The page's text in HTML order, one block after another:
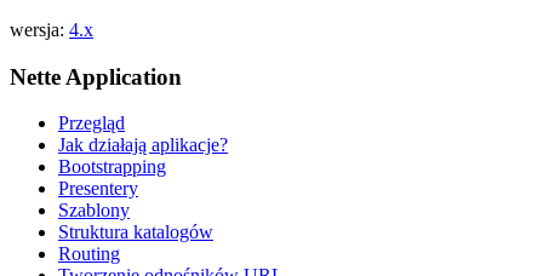
wersja: 4.x
Nette Application
Przegląd
Jak działają aplikacje?
Bootstrapping
Presentery
Szablony
Struktura katalogów
Routing